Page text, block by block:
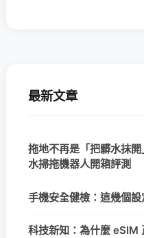
最新文章
拖地不再是「把髒水抹
水掃拖機器人開箱評測
手機安全健檢：這幾個
科技新知：為什麼 eSIM